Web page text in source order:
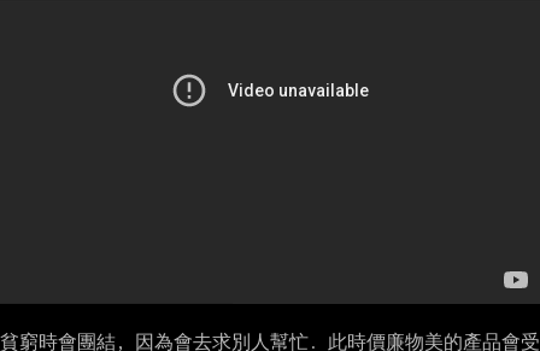
貧窮時會團結, 因為會去求別人幫忙. 此時價廉物美的產品會受